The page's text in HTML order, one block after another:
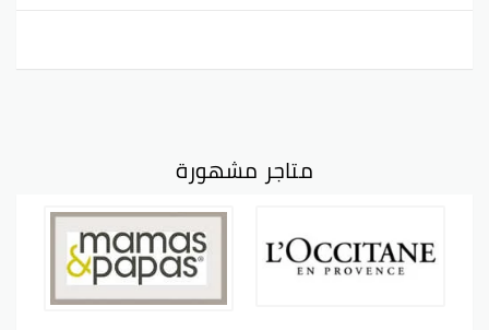
متاجر مشهورة